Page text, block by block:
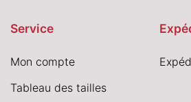
Service
Mon compte
Tableau des tailles